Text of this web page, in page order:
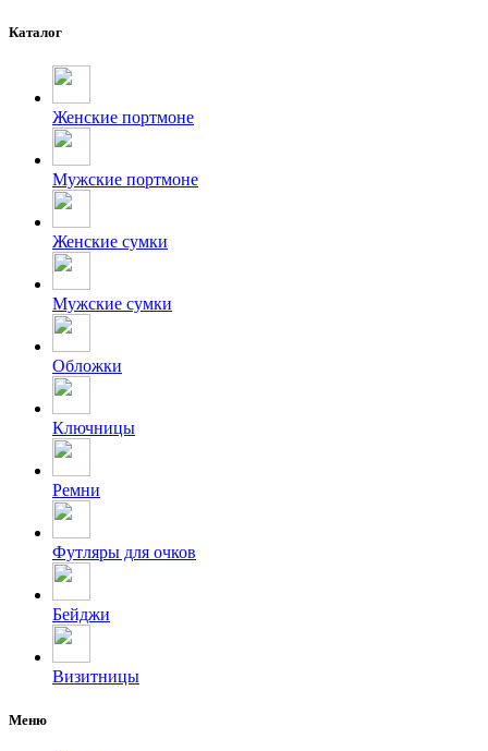
Каталог
Женские портмоне
Мужские портмоне
Женские сумки
Мужские сумки
Обложки
Ключницы
Ремни
Футляры для очков
Бейджи
Визитницы
Меню